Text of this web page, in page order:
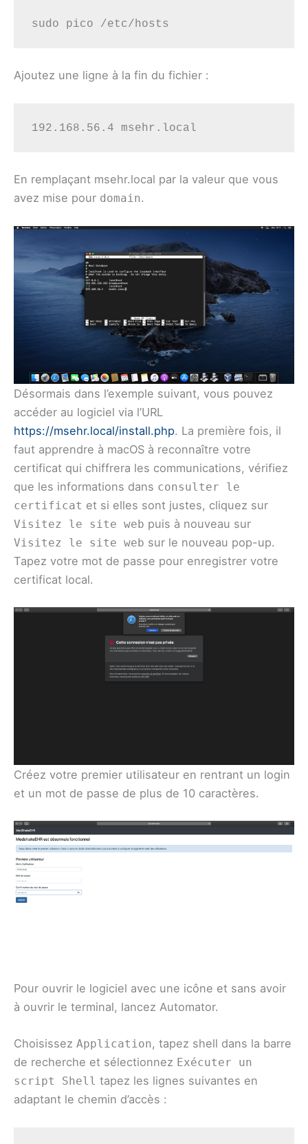
sudo pico /etc/hosts
Ajoutez une ligne à la fin du fichier :
192.168.56.4 msehr.local
En remplaçant msehr.local par la valeur que vous
avez mise pour domain.
Désormais dans l’exemple suivant, vous pouvez
accéder au logiciel via l’URL
https://msehr.local/install.php. La première fois, il
faut apprendre à macOS à reconnaître votre
certificat qui chiffrera les communications, vérifiez
que les informations dans consulter le
certificat et si elles sont justes, cliquez sur
Visitez le site web puis à nouveau sur
Visitez le site web sur le nouveau pop-up.
Tapez votre mot de passe pour enregistrer votre
certificat local.
Créez votre premier utilisateur en rentrant un login
et un mot de passe de plus de 10 caractères.
Pour ouvrir le logiciel avec une icône et sans avoir
à ouvrir le terminal, lancez Automator.
Choisissez Application, tapez shell dans la barre
de recherche et sélectionnez Exécuter un
script Shell tapez les lignes suivantes en
adaptant le chemin d’accès :